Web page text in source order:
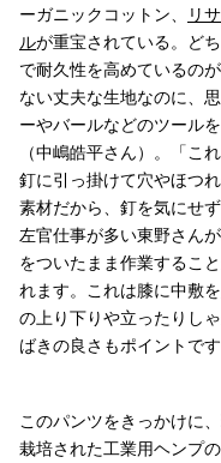
ーガニックコットン、
リ
ルが重宝されている。ど
で耐久性を高めているの
ない丈夫な生地なのに、
ーやバールなどのツール
（中嶋皓平さん）。「こ
釘に引っ掛けて穴やほつ
素材だから、釘を気にせ
左官仕事が多い東野さん
をついたまま作業するこ
れます。これは膝に中敷
の上り下りや立ったりし
ばきの良さもポイントです
このパンツをきっかけに
栽培された工業用ヘンプ